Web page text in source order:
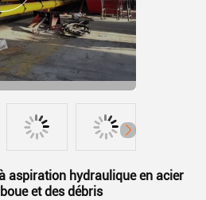
aspiration hydraulique en acier
et des débris